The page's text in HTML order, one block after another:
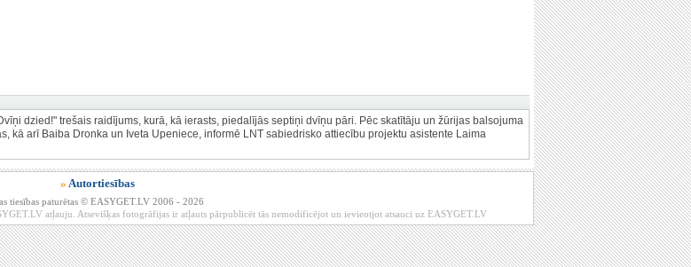
dzied!" trešais raidījums, kurā, kā ierasts, piedalījās septiņi dvīņu pāri. Pēc skatītāju un žūrijas balsojuma
kā arī Baiba Dronka un Iveta Upeniece, informē LNT sabiedrisko attiecību projektu asistente Laima
» Autortiesības
tiesības paturētas © EASYGET.LV 2006 - 2026
atļauju. Atsevišķas fotogrāfijas ir atļauts pārpublicēt tās nemodificējot un ievieotjot atsauci uz EASYGET.LV